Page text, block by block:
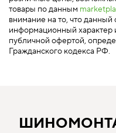
товары по данным
внимание на то, что
информационный характер
публичной офертой,
Гражданского кодекса РФ.